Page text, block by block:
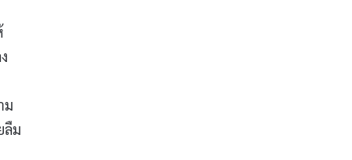
ม
ลืม